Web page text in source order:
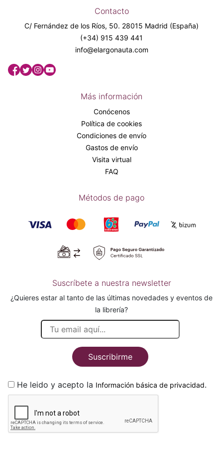
Contacto
C/ Fernández de los Ríos, 50. 28015 Madrid (España)
(+34) 915 439 441
info@elargonauta.com
Más información
Conócenos
Política de cookies
Condiciones de envío
Gastos de envío
Visita virtual
FAQ
Métodos de pago
Suscríbete a nuestra newsletter
¿Quieres estar al tanto de las últimas novedades y eventos de
la librería?
Suscribirme
He leido y acepto la Información básica de privacidad.